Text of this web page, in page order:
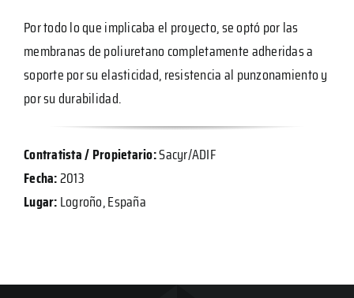
Por todo lo que implicaba el proyecto, se optó por las
membranas de poliuretano completamente adheridas a
soporte por su elasticidad, resistencia al punzonamiento y
por su durabilidad.
Contratista / Propietario:Sacyr/ADIF
Fecha:2013
Lugar:Logroño, España